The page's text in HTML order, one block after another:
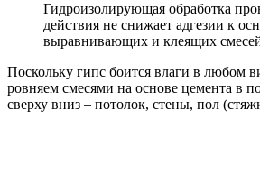
Гидроизолирующая обработка
действия не снижает адгезии к
выравнивающих и клеящих
Поскольку гипс боится влаги в любом
ровняем смесями на основе цемента в
сверху вниз – потолок, стены, пол